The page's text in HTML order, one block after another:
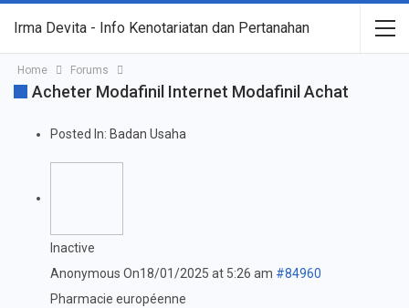
Irma Devita - Info Kenotariatan dan Pertanahan
Home Forums
Acheter Modafinil Internet Modafinil Achat
Posted In: Badan Usaha
Inactive
Anonymous On18/01/2025 at 5:26 am #84960
Pharmacie européenne